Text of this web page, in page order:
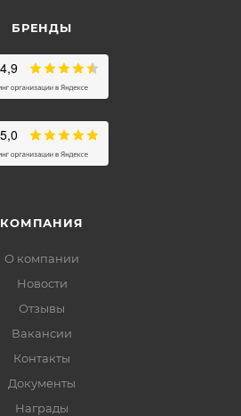
БРЕНДЫ
КОМПАНИЯ
О компании
Новости
Отзывы
Вакансии
Контакты
Документы
Награды